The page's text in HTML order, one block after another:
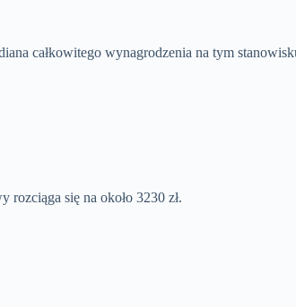
całkowitego wynagrodzenia na tym
rozciąga się na około 3230 zł.